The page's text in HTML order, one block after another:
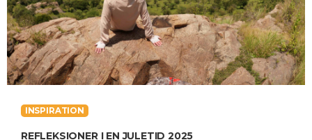
INSPIRATION
REFLEKSIONER I EN JULETID 2025